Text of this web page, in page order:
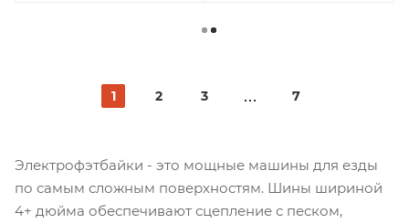
1 2 3 7
Электрофэтбайки - это мощные машины для езды
по самым сложным поверхностям. Шины шириной
4+ дюйма обеспечивают сцепление с песком,